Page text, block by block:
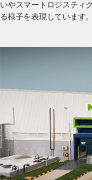
いやスマートロジスティ
る様子を表現しています。